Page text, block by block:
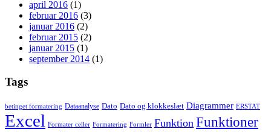
april 2016 (1)
februar 2016 (3)
januar 2016 (2)
februar 2015 (2)
januar 2015 (1)
september 2014 (1)
Tags
betinget formatering Dataanalyse Dato Dato og klokkeslæt Diagrammer ERSTAT
Excel Formater celler Formatering Formler Funktion Funktioner